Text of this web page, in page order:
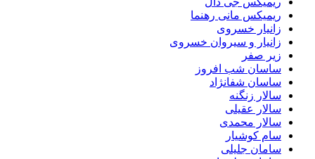
ریمیکس مانی رهنما
زانیار خسروی
زانیار و سیروان خسروی
زیر صفر
ساسان شب افروز
ساسان شفانژاد
سالار زنگنه
سالار عقیلی
سالار محمدی
سام کوشیار
سامان جلیلی